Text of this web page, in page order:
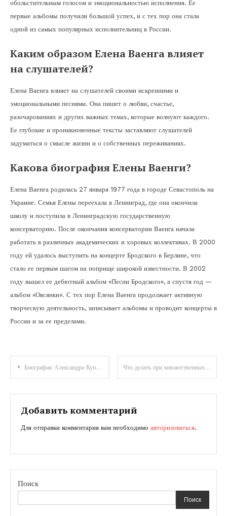
обольстительным голосом и эмоциональностью исполнения. Ее
первые альбомы получили большой успех, и с тех пор она стала
одной из самых популярных исполнительниц в России.
Каким образом Елена Ваенга влияет
на слушателей?
Елена Ваенга влияет на слушателей своими искренними и
эмоциональными песнями. Она пишет о любви, счастье,
разочарованиях и других важных темах, которые волнуют каждого.
Ее глубокие и проникновенные тексты заставляют слушателей
задуматься о смысле жизни и о собственных переживаниях.
Какова биография Елены Ваенги?
Елена Ваенга родилась 27 января 1977 года в городе Севастополь на
Украине. Семья Елены переехала в Ленинград, где она окончила
школу и поступила в Ленинградскую государственную
консерваторию. После окончания консерватории Ваенга начала
работать в различных академических и хоровых коллективах. В 2000
году ей удалось выступить на концерте Бродского в Берлине, что
стало ее первым шагом на поприще широкой известности. В 2002
году вышел ее дебютный альбом «Песни Бродского», а спустя год —
альбом «Овсянки». С тех пор Елена Ваенга продолжает активную
творческую деятельность, записывает альбомы и проводит концерты в
России и за ее пределами.
Навигация
по
записям
Биография Александра Куприна — жизнь и творчество великого писателя Что делать при множественных липомах по всему телу: народные средства и диета
Добавить комментарий
Для отправки комментария вам необходимо авторизоваться.
Поиск
Поиск